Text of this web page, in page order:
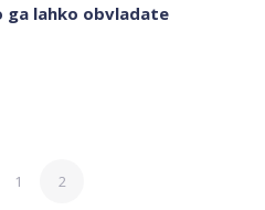
ga lahko obvladate
1 2